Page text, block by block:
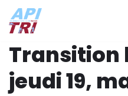
Aller
au
contenu
Transition
jeudi 19,